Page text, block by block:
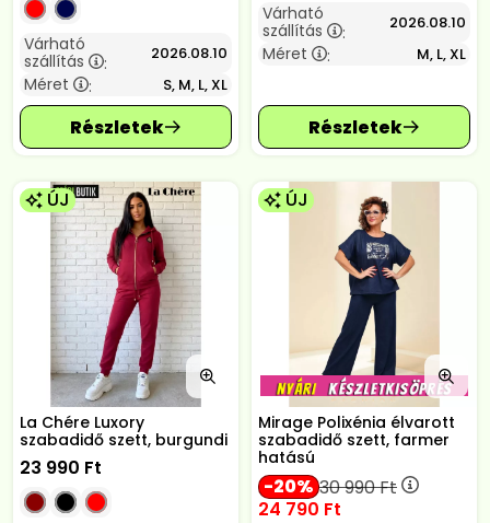
Várható
szállítás
: 2026.08.10
Méret : S, M, L, XL
Várható
szállítás
: 2026.08.10
Méret : M, L, XL
ÚJ
La Chére Luxory
szabadidő szett, burgundi
23 990 Ft
ÚJ
Mirage Polixénia élvarott
szabadidő szett, farmer
hatású
20 30 990Ft
24 790 Ft